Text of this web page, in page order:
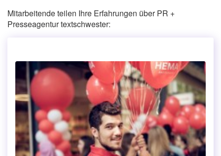
Mitarbeitende teilen Ihre Erfahrungen über PR +
Presseagentur textschwester: